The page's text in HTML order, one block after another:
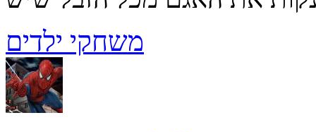
משחקי ילדים